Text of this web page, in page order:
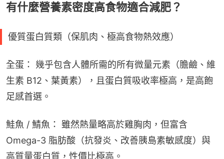
有什麼營養素密度高食物適合減肥？
優質蛋白質類（保肌肉、極高食物熱效應）
全蛋： 幾乎包含人體所需的所有微量元素（膽鹼、維
生素 B12、葉黃素），且蛋白質吸收率極高，是高飽
足感首選。
鮭魚 / 鯖魚： 雖然熱量略高於雞胸肉，但富含
Omega-3 脂肪酸（抗發炎、改善胰島素敏感度）與
高質量蛋白質，性價比極高。